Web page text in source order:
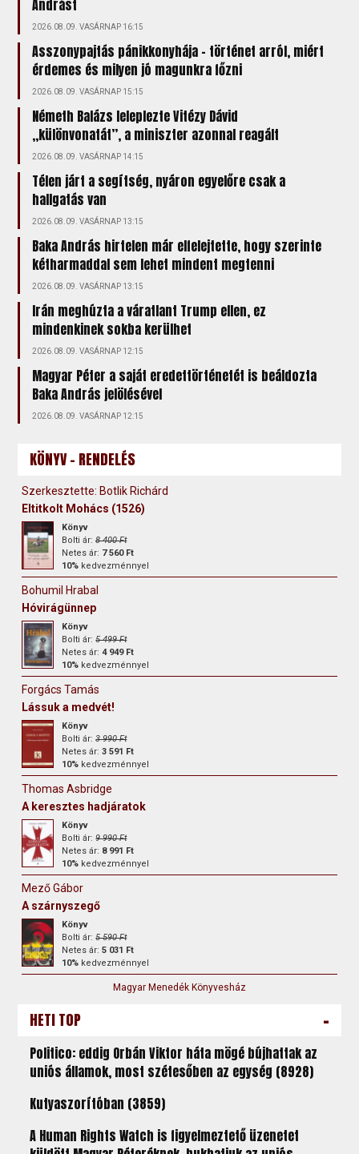
Andrást
2026.08.09. VASÁRNAP 16:15
Asszonypajtás pánikkonyhája – történet arról, miért
érdemes és milyen jó magunkra főzni
2026.08.09. VASÁRNAP 15:15
Németh Balázs leleplezte Vitézy Dávid
„különvonatát”, a miniszter azonnal reagált
2026.08.09. VASÁRNAP 14:15
Télen járt a segítség, nyáron egyelőre csak a
hallgatás van
2026.08.09. VASÁRNAP 13:15
Baka András hirtelen már elfelejtette, hogy szerinte
kétharmaddal sem lehet mindent megtenni
2026.08.09. VASÁRNAP 13:15
Irán meghúzta a váratlant Trump ellen, ez
mindenkinek sokba kerülhet
2026.08.09. VASÁRNAP 12:15
Magyar Péter a saját eredettörténetét is beáldozta
Baka András jelölésével
2026.08.09. VASÁRNAP 12:15
KÖNYV - RENDELÉS
Szerkesztette: Botlik Richárd
Eltitkolt Mohács (1526)
Könyv
Bolti ár:8 400 Ft
Netes ár: 7 560 Ft
10% kedvezménnyel
Bohumil Hrabal
Hóvirágünnep
Könyv
Bolti ár:5 499 Ft
Netes ár:4 949 Ft
10% kedvezménnyel
Forgács Tamás
Lássuk a medvét!
Könyv
Bolti ár:3 990 Ft
Netes ár:3 591 Ft
10% kedvezménnyel
Thomas Asbridge
A keresztes hadjáratok
Könyv
Bolti ár:9 990 Ft
Netes ár: 8 991 Ft
10% kedvezménnyel
Mező Gábor
A szárnyszegő
Könyv
Bolti ár:5 590 Ft
Netes ár:5 031 Ft
10% kedvezménnyel
Magyar Menedék Könyvesház
HETI TOP -
Politico: eddig Orbán Viktor háta mögé bújhattak az
uniós államok, most szétesőben az egység (8928)
Kutyaszorítóban (3859)
A Human Rights Watch is figyelmeztető üzenetet